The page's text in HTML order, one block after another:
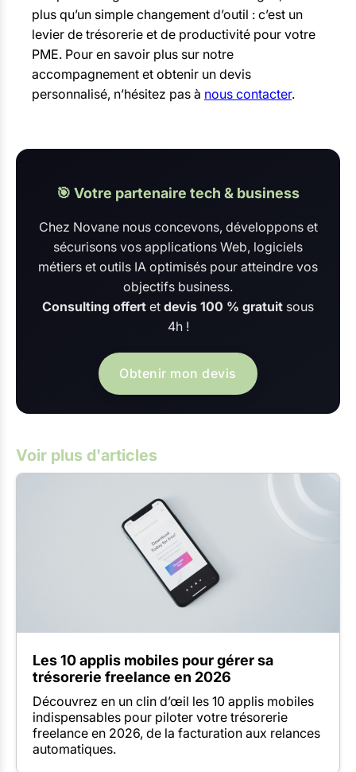
plus qu’un simple changement d’outil : c’est un
levier de trésorerie et de productivité pour votre
PME. Pour en savoir plus sur notre
accompagnement et obtenir un devis
personnalisé, n’hésitez pas à nous contacter.
🎯 Votre partenaire tech & business
Chez Novane nous concevons, développons et
sécurisons vos applications Web, logiciels
métiers et outils IA optimisés pour atteindre vos
objectifs business.
Consulting offert et devis 100 % gratuit sous
4h !
Obtenir mon devis
Voir plus d'articles
Les 10 applis mobiles pour gérer sa
trésorerie freelance en 2026
Découvrez en un clin d’œil les 10 applis mobiles
indispensables pour piloter votre trésorerie
freelance en 2026, de la facturation aux relances
automatiques.